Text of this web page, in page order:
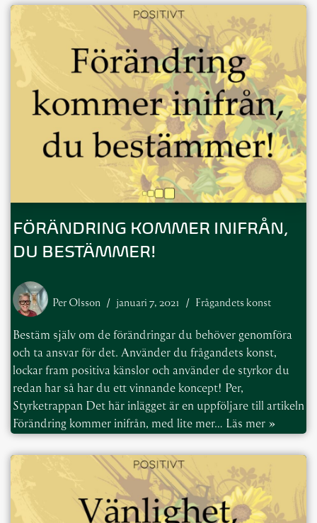
FÖRÄNDRING KOMMER INIFRÅN,
DU BESTÄMMER!
Per Olsson januari 7, 2021 Frågandets konst
Bestäm själv om de förändringar du behöver genomföra
och ta ansvar för det. Använder du frågandets konst,
lockar fram positiva känslor och använder de styrkor du
redan har så har du ett vinnande koncept! Per,
Styrketrappan Det här inlägget är en uppföljare till artikeln
Förändring kommer inifrån, med lite mer… Läs mer »